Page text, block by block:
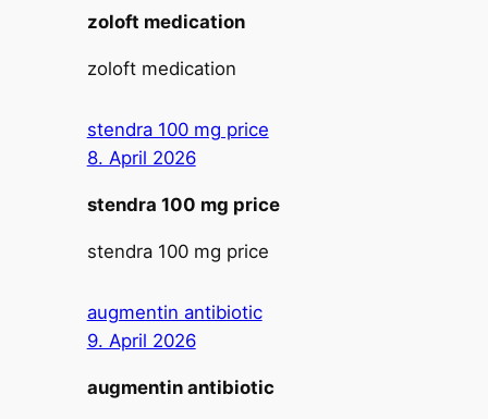
zoloft medication
zoloft medication
stendra 100 mg price
8. April 2026
stendra 100 mg price
stendra 100 mg price
augmentin antibiotic
9. April 2026
augmentin antibiotic